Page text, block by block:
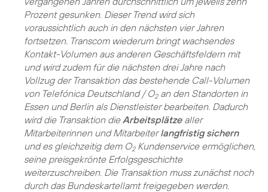
Prozent gesunken. Dieser Trend wird sich
voraussichtlich auch in den nächsten vier Jahren
fortsetzen. Transcom wiederum bringt wachsendes
Kontakt-Volumen aus anderen Geschäftsfeldern mit
und wird zudem für die nächsten drei Jahre nach
Vollzug der Transaktion das bestehende Call-Volumen
von Telefónica Deutschland / O2an den Standorten in
Essen und Berlin als Dienstleister bearbeiten. Dadurch
wird die Transaktion dieArbeitsplätzealler
Mitarbeiterinnen und Mitarbeiterlangfristig sichern
und es gleichzeitig dem O2Kundenservice ermöglichen,
seine preisgekrönte Erfolgsgeschichte
weiterzuschreiben. Die Transaktion muss zunächst noch
durch das Bundeskartellamt freigegeben werden.